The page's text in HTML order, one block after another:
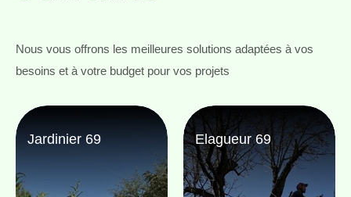
Nous vous offrons les meilleures solutions adaptées à vos
besoins et à votre budget pour vos projets
Jardinier 69 Elagueur 69